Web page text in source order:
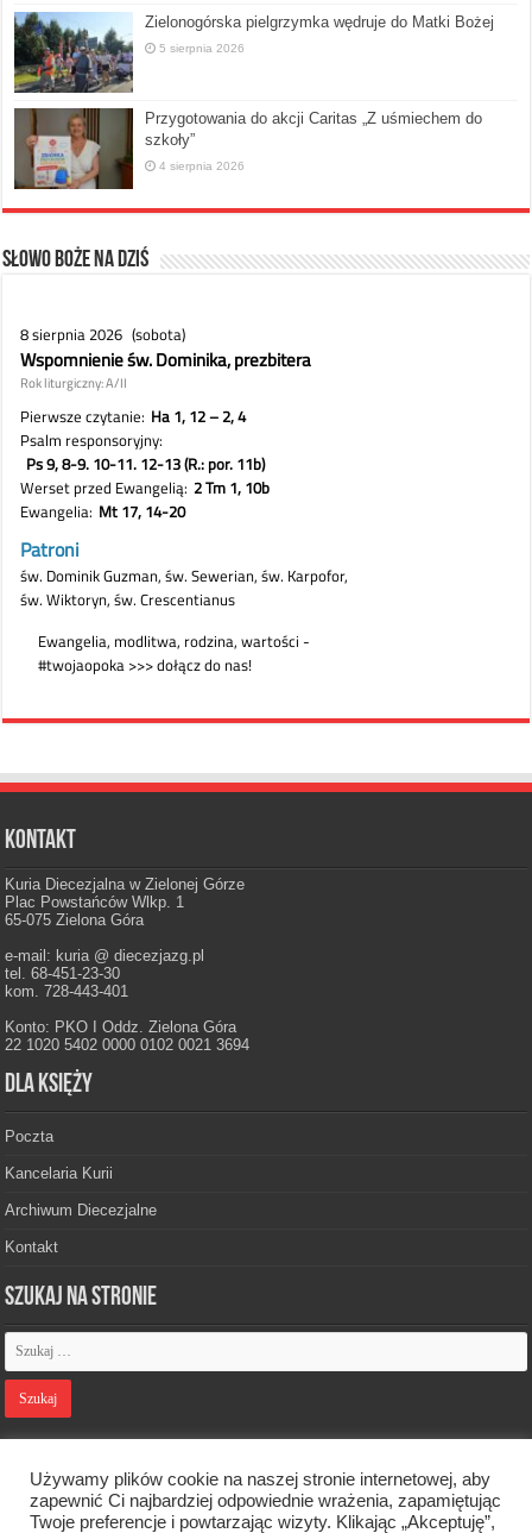
Zielonogórska pielgrzymka wędruje do Matki Bożej
5 sierpnia 2026
Przygotowania do akcji Caritas „Z uśmiechem do
szkoły”
4 sierpnia 2026
Słowo Boże na dziś
Kontakt
Kuria Diecezjalna w Zielonej Górze
Plac Powstańców Wlkp. 1
65-075 Zielona Góra
e-mail: kuria @ diecezjazg.pl
tel. 68-451-23-30
kom. 728-443-401
Konto: PKO I Oddz. Zielona Góra
22 1020 5402 0000 0102 0021 3694
Dla księży
Poczta
Kancelaria Kurii
Archiwum Diecezjalne
Kontakt
Szukaj na stronie
Używamy plików cookie na naszej stronie internetowej, aby
zapewnić Ci najbardziej odpowiednie wrażenia, zapamiętując
Twoje preferencje i powtarzając wizyty. Klikając „Akceptuję”,